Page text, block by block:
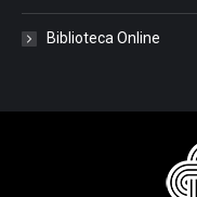
Biblioteca Online